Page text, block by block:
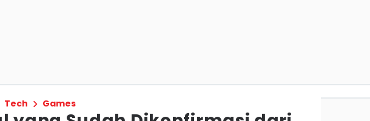
Tech Games